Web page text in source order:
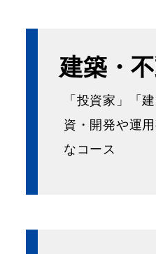
建築・
「投資家」「
資・開発や運
なコース